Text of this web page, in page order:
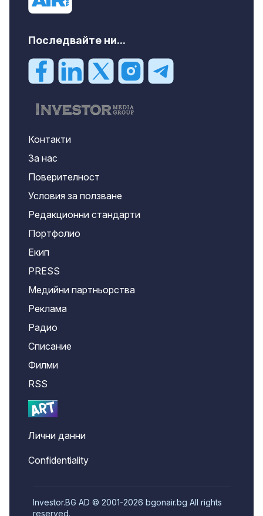
Последвайте ни...
Контакти
За нас
Поверителност
Условия за ползване
Редакционни стандарти
Портфолио
Екип
PRESS
Медийни партньорства
Реклама
Радио
Списание
Филми
RSS
Лични данни
Confidentiality
Investor.BG AD © 2001-2026 bgonair.bg All rights
reserved.